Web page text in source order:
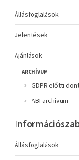
Állásfoglalások
Jelentések
Ajánlások
ARCHÍVUM
GDPR előtti
ABI archívum
Állásfoglalások